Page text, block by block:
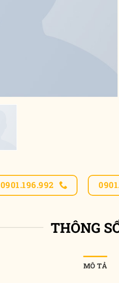
0901.196.992
THÔNG
MÔ TẢ